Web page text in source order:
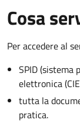
Cosa
Per accedere al
SPID (sistema
elettronica
tutta la
pratica.